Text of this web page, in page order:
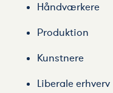
Håndværkere
Produktion
Kunstnere
Liberale erhverv